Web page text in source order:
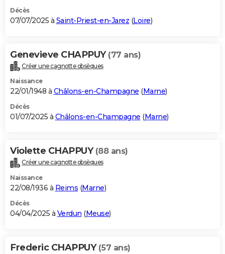
Décès
07/07/2025 à Saint-Priest-en-Jarez (Loire)
Genevieve CHAPPUY (77 ans)
Créer une cagnotte obsèques
Naissance
22/01/1948 à Châlons-en-Champagne (Marne)
Décès
01/07/2025 à Châlons-en-Champagne (Marne)
Violette CHAPPUY (88 ans)
Créer une cagnotte obsèques
Naissance
22/08/1936 à Reims (Marne)
Décès
04/04/2025 à Verdun (Meuse)
Frederic CHAPPUY (57 ans)